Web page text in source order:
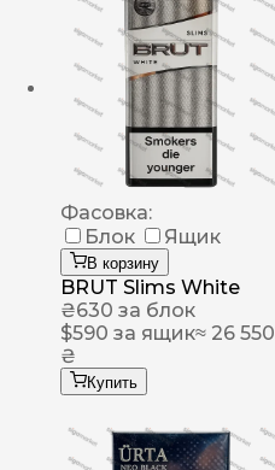
Фасовка:
Блок
Ящик
В корзину
BRUT Slims White
₴630 за блок
$590 за ящик≈ 26 550
₴
Купить